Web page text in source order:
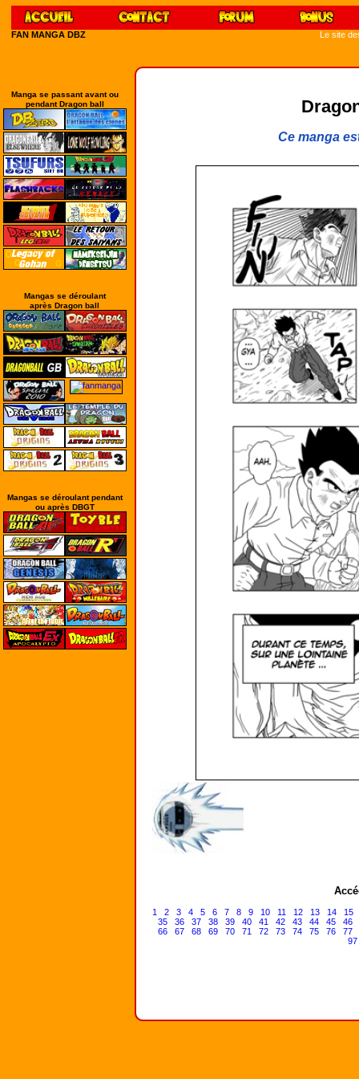
FAN MANGA DBZ Le site
Manga se passant avant ou
pendant Dragon ball
Mangas se déroulant
après Dragon ball
Mangas se déroulant pendant
ou après DBGT
Ce manga
1 2 3 4 5 6 7 8 9 10 11 12 13 14
15
35
36 37 38 39 40 41 42 43 44 45
46
66
67 68 69 70 71 72 73 74 75 76
77
97